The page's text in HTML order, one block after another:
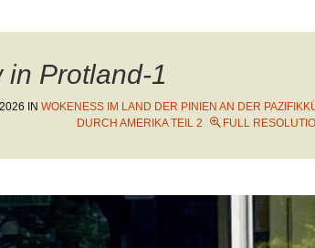
in Protland-1
IN WOKENESS IM LAND DER PINIEN AN DER
DURCH AMERIKA TEIL 2
FULL